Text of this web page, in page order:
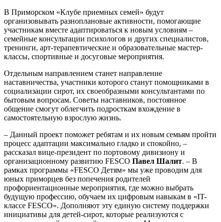
В Приморском «Клубе приемных семей» будут
организовывать разноплановые активности, помогающие
участникам вместе адаптироваться к новым условиям –
семейные консультации психологов и других специалистов,
тренинги, арт-терапевтические и образовательные мастер-
классы, спортивные и досуговые мероприятия.
Отдельным направлением станет направление
наставничества, участники которого станут помощниками в
социализации сирот, их своеобразными консультантами по
бытовым вопросам. Советы наставников, постоянное
общение смогут облегчить подросткам вхождение в
самостоятельную взрослую жизнь.
– Данный проект поможет ребятам и их новым семьям пройти
процесс адаптации максимально гладко и спокойно, –
рассказал вице-президент по портовому дивизиону и
организационному развитию FESCO Павел Шалит. – В
рамках программы «FESCO Детям» мы уже проводим для
юных приморцев без попечения родителей
профориентационные мероприятия, где можно выбрать
будущую профессию, обучаем их цифровым навыкам в «IT-
классе FESCO». Дополняют эту единую систему поддержки
инициативы для детей-сирот, которые реализуются с